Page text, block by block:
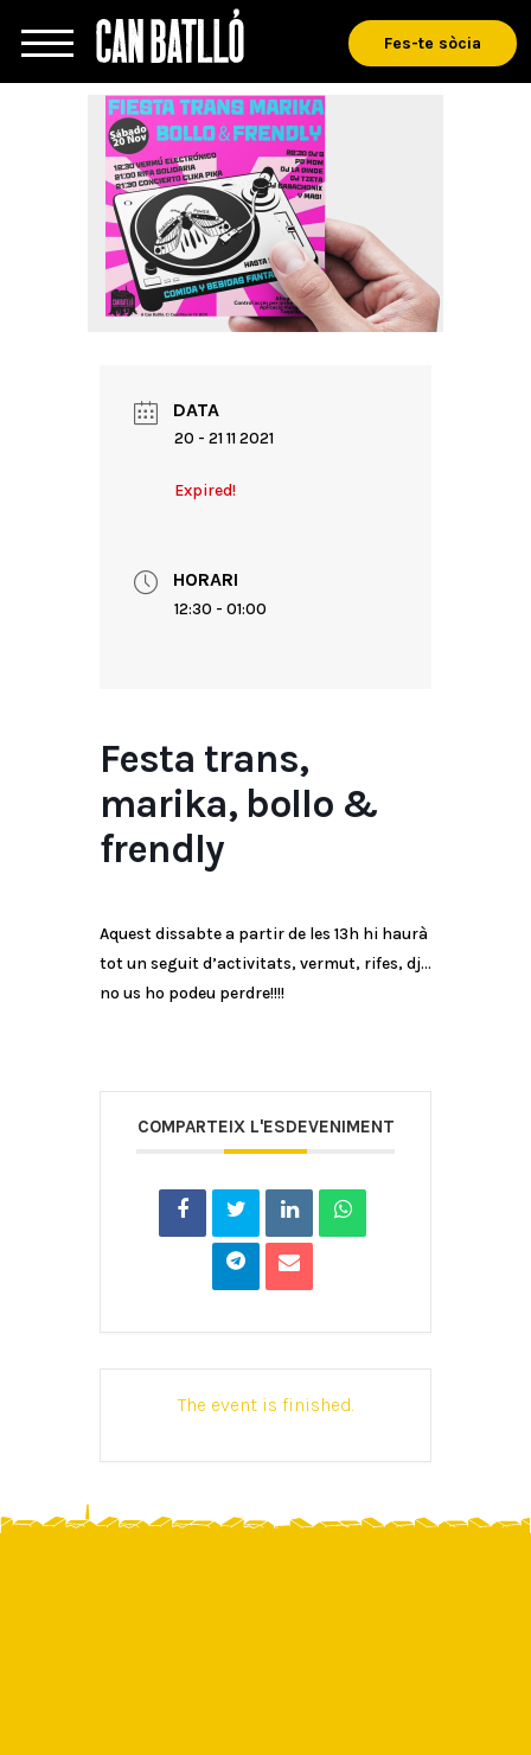
Fes-te sòcia
DATA
20 - 21 11 2021
Expired!
HORARI
12:30 - 01:00
Festa trans,
marika, bollo &
frendly
Aquest dissabte a partir de les 13h hi haurà
tot un seguit d’activitats, vermut, rifes, dj…
no us ho podeu perdre!!!!
COMPARTEIX L'ESDEVENIMENT
The event is finished.